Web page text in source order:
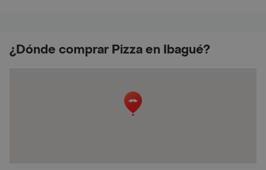
¿Dónde comprar Pizza en Ibagué?